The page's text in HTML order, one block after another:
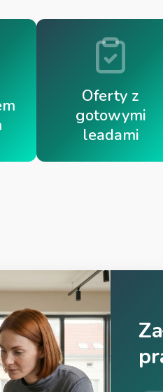
Oferty z
gotowymi
leadami